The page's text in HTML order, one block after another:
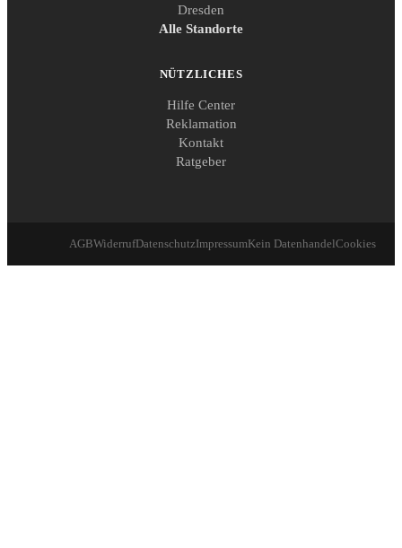
Dresden
Alle Standorte
NÜTZLICHES
Hilfe Center
Reklamation
Kontakt
Ratgeber
AGBWiderrufDatenschutzImpressumKein DatenhandelCookies